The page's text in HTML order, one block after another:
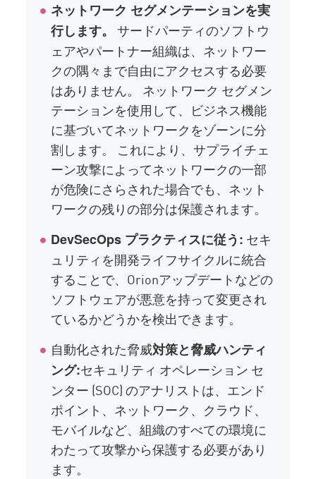
ネットワーク セグメンテーションを実
行します。 サードパーティのソフトウ
ェアやパートナー組織は、ネットワー
クの隅々まで自由にアクセスする必要
はありません。 ネットワーク セグメン
テーションを使用して、ビジネス機能
に基づいてネットワークをゾーンに分
割します。 これにより、サプライチェ
ーン攻撃によってネットワークの一部
が危険にさらされた場合でも、ネット
ワークの残りの部分は保護されます。
DevSecOps プラクティスに従う: セキ
ュリティを開発ライフサイクルに統合
することで、Orionアップデートなどの
ソフトウェアが悪意を持って変更され
ているかどうかを検出できます。
自動化された脅威対策と脅威ハンティ
ング:セキュリティ オペレーション セ
ンター (SOC) のアナリストは、エンド
ポイント、ネットワーク、クラウド、
モバイルなど、組織のすべての環境に
わたって攻撃から保護する必要があり
ます。